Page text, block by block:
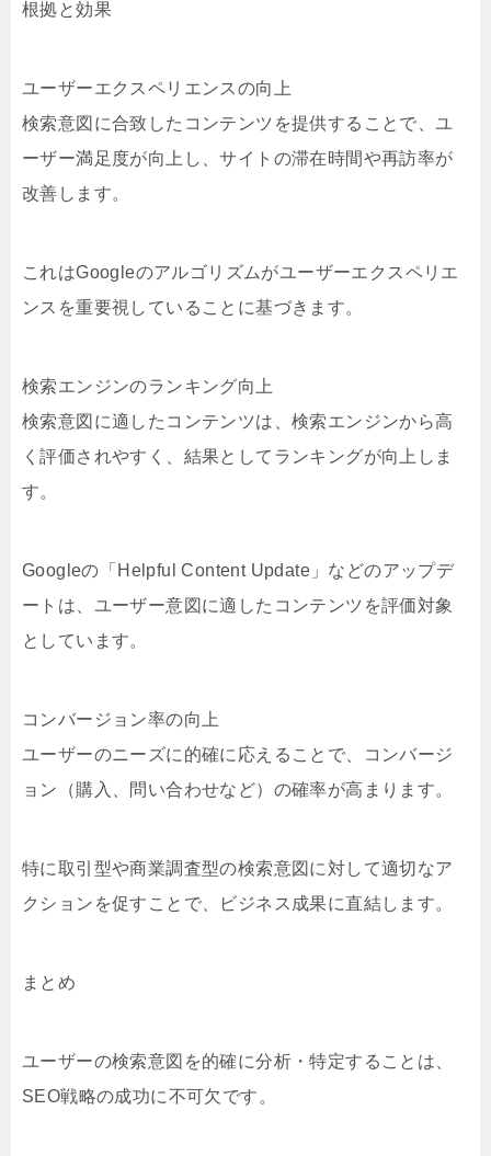
根拠と効果
ユーザーエクスペリエンスの向上
検索意図に合致したコンテンツを提供することで、ユ
ーザー満足度が向上し、サイトの滞在時間や再訪率が
改善します。
これはGoogleのアルゴリズムがユーザーエクスペリエ
ンスを重要視していることに基づきます。
検索エンジンのランキング向上
検索意図に適したコンテンツは、検索エンジンから高
く評価されやすく、結果としてランキングが向上しま
す。
Googleの「Helpful Content Update」などのアップデ
ートは、ユーザー意図に適したコンテンツを評価対象
としています。
コンバージョン率の向上
ユーザーのニーズに的確に応えることで、コンバージ
ョン（購入、問い合わせなど）の確率が高まります。
特に取引型や商業調査型の検索意図に対して適切なア
クションを促すことで、ビジネス成果に直結します。
まとめ
ユーザーの検索意図を的確に分析・特定することは、
SEO戦略の成功に不可欠です。